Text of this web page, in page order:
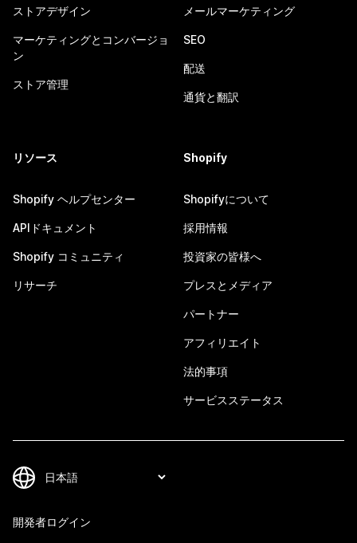
ストアデザイン
マーケティングとコンバージョ
ン
ストア管理
メールマーケティング
SEO
配送
通貨と翻訳
リソース
Shopify ヘルプセンター
APIドキュメント
Shopify コミュニティ
リサーチ
Shopify
Shopifyについて
採用情報
投資家の皆様へ
プレスとメディア
パートナー
アフィリエイト
法的事項
サービスステータス
開発者ログイン